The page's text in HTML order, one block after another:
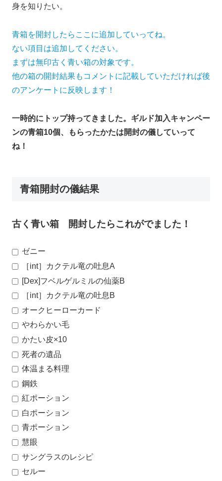
身を知りたい。
青箱を開封したらここに追加していってね。
ない項目は追加してください。
まずは無印古く青い箱の対象です。
他の箱の開封結果もコメントに記載していただければ後
のアンケートに反映します！
一時的にトップ持ってきました。ギルド加入キャンペー
ンの青箱10個、もらったかたは開封の儀していって
ね！
青箱開封の儀結果
古く青い箱 開封したらこれがでました！
ゼニー
［int］カクテル竜の吐息A
[Dex]フベルゲルミルの仙薬B
［int］カクテル竜の吐息B
オークヒーローカード
やわらかい毛
かたい皮×10
死者の遺品
体温まる料理
鋼鉄
紅ポーション
白ポーション
青ポーション
慧眼
サングラスのレシピ
セルー